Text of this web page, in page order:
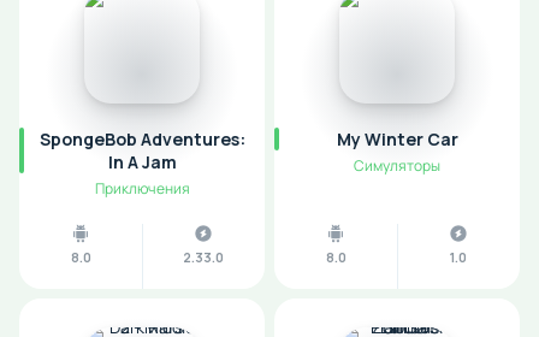
SpongeBob Adventures:
In A Jam
Приключения
8.0 2.33.0
My Winter Car
Симуляторы
8.0 1.0